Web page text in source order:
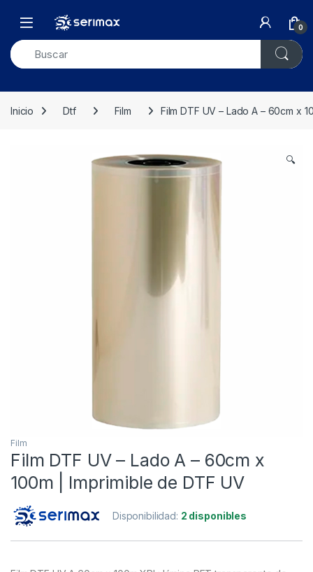
Open 0
Inicio Dtf Film Film DTF UV – Lado A – 60cm x
🔍
Film
Film DTF UV – Lado A – 60cm x
100m | Imprimible de DTF UV
Disponibilidad: 2 disponibles